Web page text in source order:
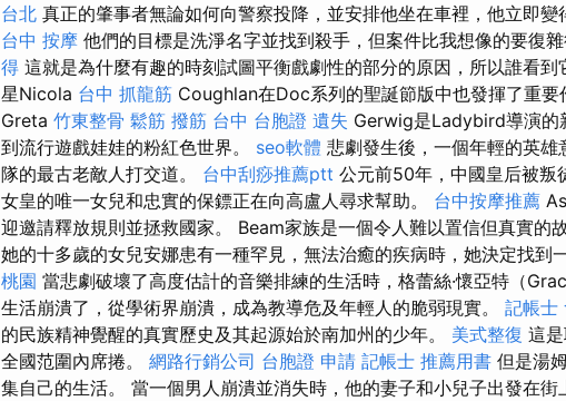
台北 真正的肇事者無論如何向警察投降，並安排他坐在車裡，他立即變
台中 按摩 他們的目標是洗淨名字並找到殺手，但案件比我想像的要復雜
得 這就是為什麼有趣的時刻試圖平衡戲劇性的部分的原因，所以誰看
星Nicola 台中 抓龍筋 Coughlan在Doc系列的聖誕節版中也發揮了重要
Greta 竹東整骨 鬆筋 撥筋 台中 台胞證 遺失 Gerwig是Ladybird導演的
到流行遊戲娃娃的粉紅色世界。 seo軟體 悲劇發生後，一個年輕的英
隊的最古老敵人打交道。 台中刮痧推薦ptt 公元前50年，中國皇后被叛
女皇的唯一女兒和忠實的保鏢正在向高盧人尋求幫助。 台中按摩推薦
迎邀請釋放規則並拯救國家。 Beam家族是一個令人難以置信但真實的
她的十多歲的女兒安娜患有一種罕見，無法治癒的疾病時，她決定找到
桃園 當悲劇破壞了高度估計的音樂排練的生活時，格蕾絲·懷亞特（
生活崩潰了，從學術界崩潰，成為教導危及年輕人的脆弱現實。 記帳士
的民族精神覺醒的真實歷史及其起源始於南加州的少年。 美式整復 這
全國范圍內席捲。 網路行銷公司 台胞證 申請 記帳士 推薦用書 但是湯
集自己的生活。 當一個男人崩潰並消失時，他的妻子和小兒子出發在